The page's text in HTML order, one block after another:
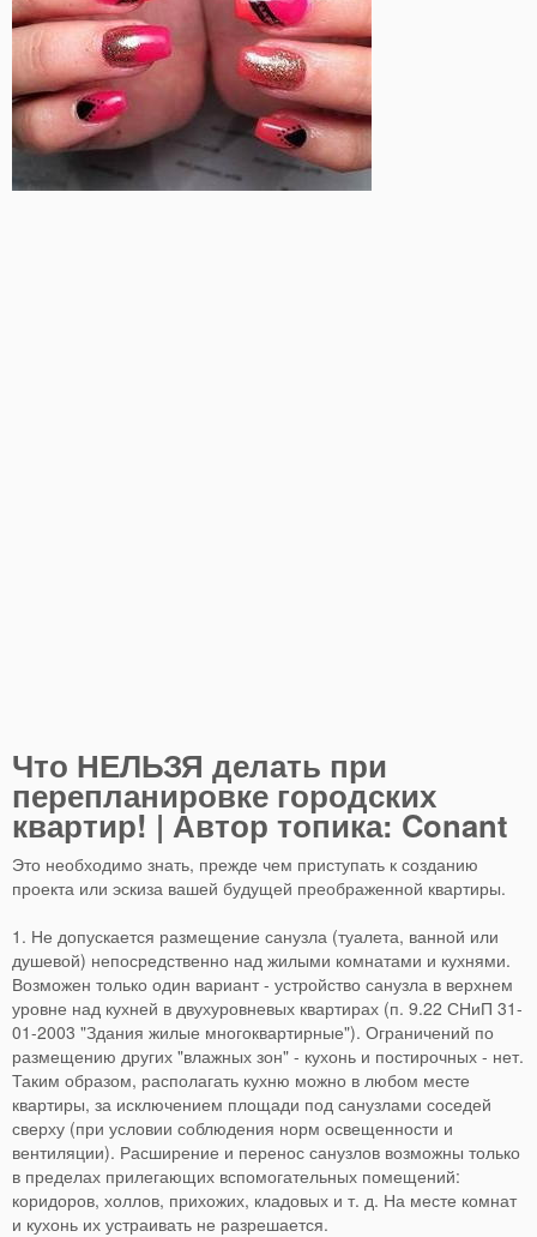
Что НЕЛЬЗЯ делать при
перепланировке городских
квартир! | Автор топика: Conant
Это необходимо знать, прежде чем приступать к созданию
проекта или эскиза вашей будущей преображенной квартиры.
1. Не допускается размещение санузла (туалета, ванной или
душевой) непосредственно над жилыми комнатами и кухнями.
Возможен только один вариант - устройство санузла в верхнем
уровне над кухней в двухуровневых квартирах (п. 9.22 СНиП 31-
01-2003 "Здания жилые многоквартирные"). Ограничений по
размещению других "влажных зон" - кухонь и постирочных - нет.
Таким образом, располагать кухню можно в любом месте
квартиры, за исключением площади под санузлами соседей
сверху (при условии соблюдения норм освещенности и
вентиляции). Расширение и перенос санузлов возможны только
в пределах прилегающих вспомогательных помещений:
коридоров, холлов, прихожих, кладовых и т. д. На месте комнат
и кухонь их устраивать не разрешается.